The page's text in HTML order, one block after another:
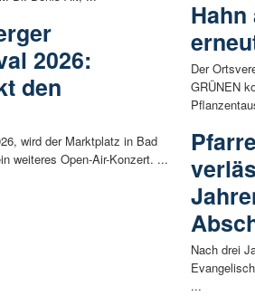
2026:
den
wird der Marktplatz in Bad
weiteres Open-Air-Konzert. ...
Der
GRÜNEN
Nach drei
...